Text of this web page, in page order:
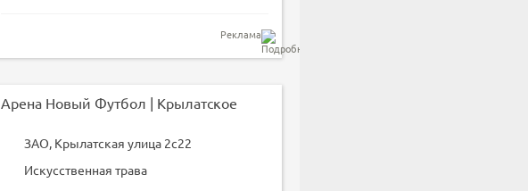
Реклама
Арена Новый Футбол | Крылатское
ЗАО, Крылатская улица 2с22
Искусственная трава